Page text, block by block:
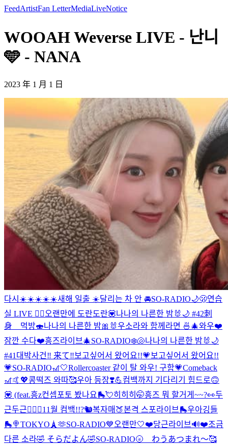
FeedArtistFan LetterMediaLiveNotice
WOOAH Weverse LIVE - 난니
🩵 - NANA
2023 年 1 月 1 日
다시☀️☀️☀️☀️☀️새해 일출 ☀️달리는 차 안 🚘SO-RADIO🌙🫢연습
실 LIVE ❤️‍🔥 오랜만에 도란도란💟나나의 나른한 밤🐰🌙 #42刺
身 먹방🍣나나의 나른한 밤🎀🐰우소라와 함께라면 🍜🎄와우❤️
잠깐 수다❤️흥즈라이브🎄SO-RADIO❄️🐚나나의 나른한 밤🐰🌙
#41 대박사건‼️ 来て‼️보고싶어서 왔어요!!💗 보고싶어서 왔어요!!
💗SO-RADIO🎢🤍Rollercoaster 같이 탈 와우! 구함💗Comeback
🎢🤙💖콩떡즈 와따🥰우아 등장❣️💪컴백까지 기다리기 힘드로🙃
💟 (feat.흥z컨셉포토 봤나요🛼💘히히히🤭흥즈 뭐 할거게~~?👀두
근두근❤️‍🔥 🐢11월 컴백!!?🐿복자매🍑본격 스포라이브🛼우아깅들
🛼🍭TOKYO🗼🫶SO-RADIO💙 오랜만🤍❤️당근라이브🔊❤️조금
다른 소라🤣 そらだよん🤣SO-RADIO🌝 わうあつまれ〜🥰